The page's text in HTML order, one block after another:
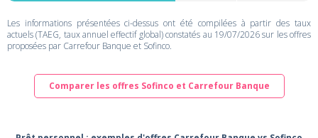
Les informations présentées ci-dessus ont été compilées à partir des taux
actuels (TAEG, taux annuel effectif global) constatés au 19/07/2026 sur les offres
proposées par Carrefour Banque et Sofinco.
Comparer les offres Sofinco et Carrefour Banque